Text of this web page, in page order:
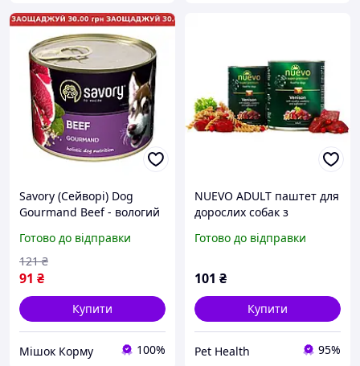
Savory (Сейворі) Dog
Gourmand Beef - вологий
яловичиною, 200 г
Готово до відправки
91 ₴
121 ₴
Купити
Мішок Корму 100%
NUEVO ADULT паштет для
дорослих собак з
400 г
Готово до відправки
101 ₴
Купити
Pet Health 95%